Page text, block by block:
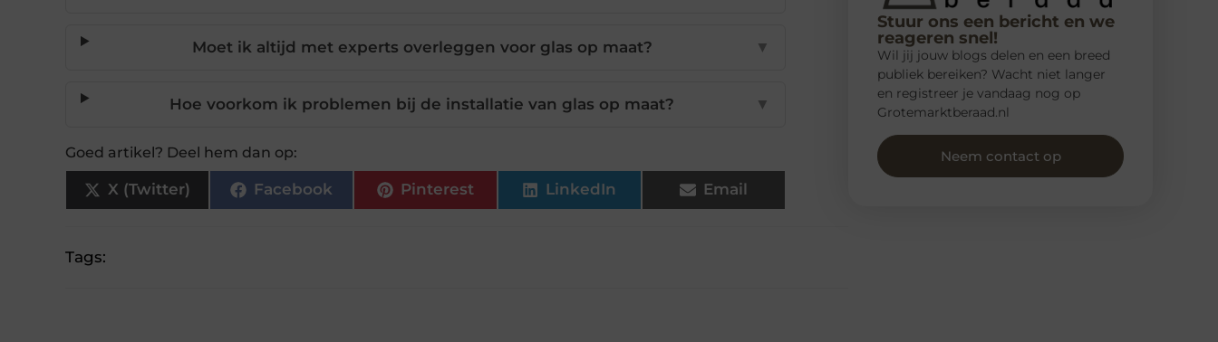
Moet ik altijd met experts overleggen voor glas op maat? ▼
Hoe voorkom ik problemen bij de installatie van glas op maat? ▼
Goed artikel? Deel hem dan op:
X (Twitter) Facebook Pinterest LinkedIn Email
Tags:
Stuur ons een bericht en we
reageren snel!
Wil jij jouw blogs delen en een breed
publiek bereiken? Wacht niet langer
en registreer je vandaag nog op
Grotemarktberaad.nl
Neem contact op